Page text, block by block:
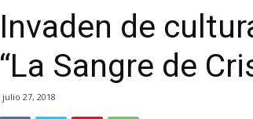
Invaden de
“La Sangre de
julio 27, 2018